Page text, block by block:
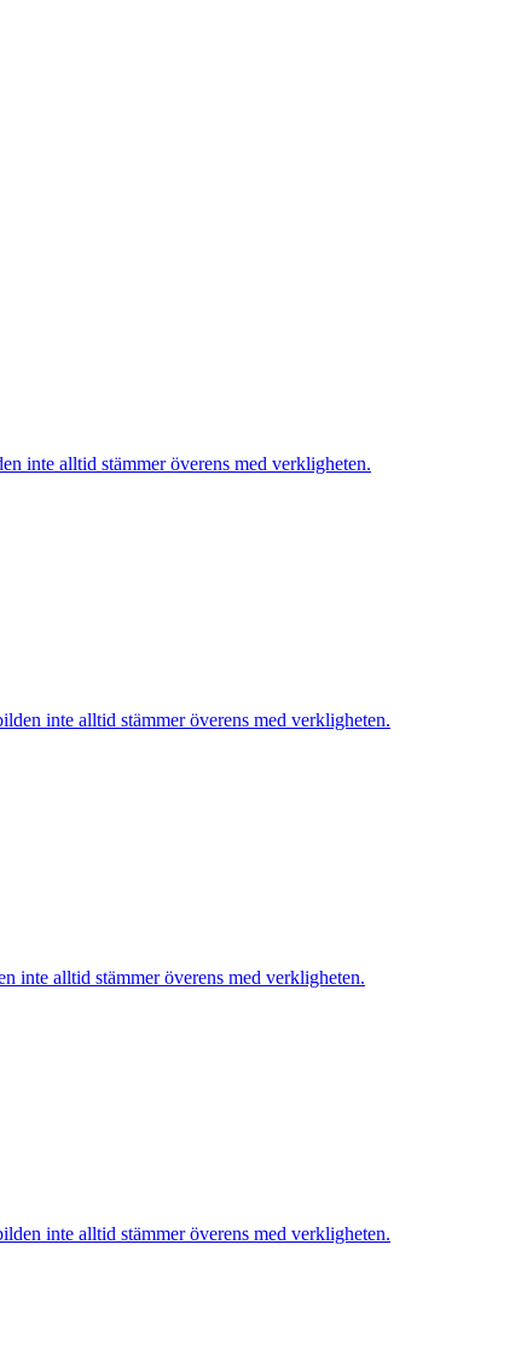
inte alltid stämmer överens med verkligheten.
inte alltid stämmer överens med verkligheten.
inte alltid stämmer överens med verkligheten.
inte alltid stämmer överens med verkligheten.